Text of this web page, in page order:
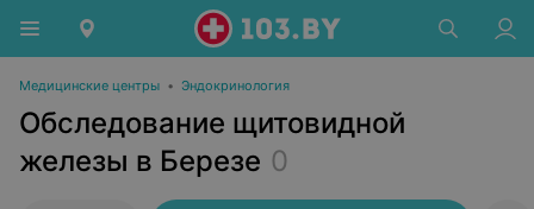
Медицинские центры • Эндокринология
Обследование щитовидной
железы в Березе 0